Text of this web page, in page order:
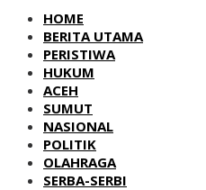
HOME
BERITA UTAMA
PERISTIWA
HUKUM
ACEH
SUMUT
NASIONAL
POLITIK
OLAHRAGA
SERBA-SERBI